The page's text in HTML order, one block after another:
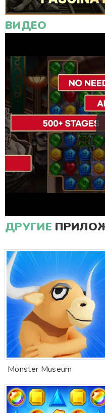
ВИДЕО
ДРУГИЕ
Monster Museum